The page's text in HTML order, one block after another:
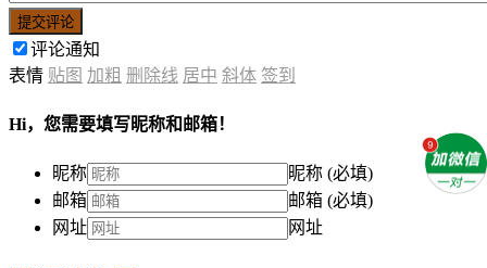
提交评论
评论通知
表情 贴图 加粗 删除线 居中 斜体 签到
Hi，您需要填写昵称和邮箱！
昵称
昵称 (必填)
邮箱
邮箱 (必填)
网址
网址